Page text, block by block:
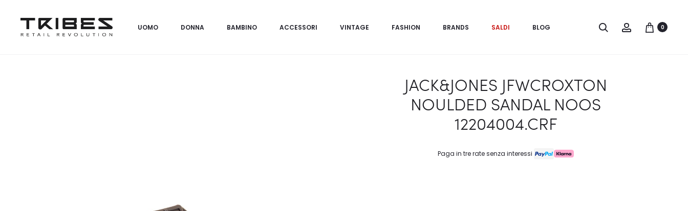
UOMO DONNA BAMBINO ACCESSORI VINTAGE FASHION BRANDS SALDI BLOG Search Account0
JACK&JONES JFWCROXTON
NOULDED SANDAL NOOS
12204004.CRF
Paga in tre rate senza interessi